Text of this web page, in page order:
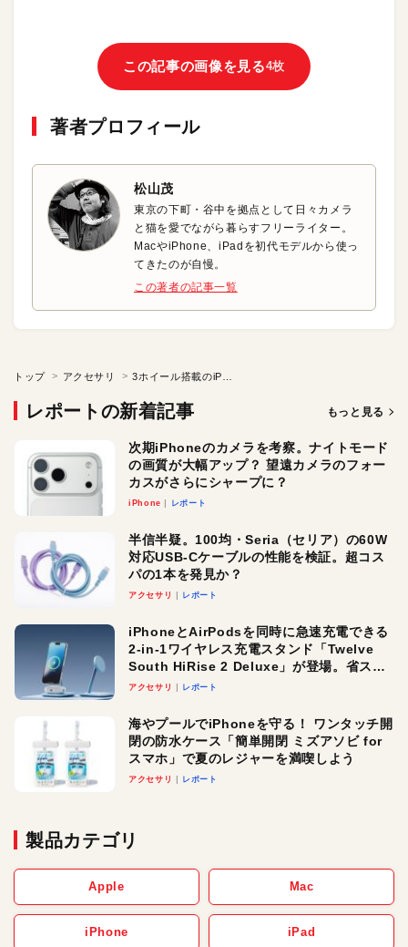
この記事の画像を見る4枚
著者プロフィール
松山茂
東京の下町・谷中を拠点として日々カメラ
と猫を愛でながら暮らすフリーライター。
MacやiPhone、iPadを初代モデルから使っ
てきたのが自慢。
この著者の記事一覧
トップ アクセサリ 3ホイール搭載のiPhone用カメラグリップ
レポートの新着記事 もっと見る
次期iPhoneのカメラを考察。ナイトモード
の画質が大幅アップ？ 望遠カメラのフォー
カスがさらにシャープに？
iPhone レポート
半信半疑。100均・Seria（セリア）の60W
対応USB-Cケーブルの性能を検証。超コス
パの1本を発見か？
アクセサリ レポート
iPhoneとAirPodsを同時に急速充電できる
2-in-1ワイヤレス充電スタンド「Twelve
South HiRise 2 Deluxe」が登場。省スペ
ースでおしゃれに充電したい人にオスス
アクセサリ レポート
海やプールでiPhoneを守る！ ワンタッチ開
閉の防水ケース「簡単開閉 ミズアソビ for
スマホ」で夏のレジャーを満喫しよう
アクセサリ レポート
製品カテゴリ
Apple Mac
iPhone iPad